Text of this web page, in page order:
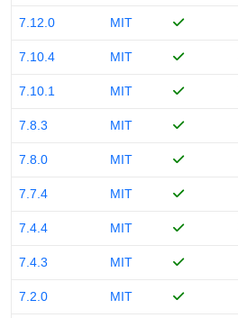
7.12.0 MIT
7.10.4 MIT
7.10.1 MIT
7.8.3 MIT
7.8.0 MIT
7.7.4 MIT
7.4.4 MIT
7.4.3 MIT
7.2.0 MIT